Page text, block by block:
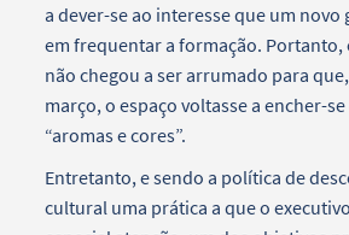
a dever-se ao interesse que um
em frequentar a formação.
não chegou a ser arrumado para
março, o espaço voltasse a encher-
“aromas e cores”.
Entretanto, e sendo a política de
cultural uma prática a que o